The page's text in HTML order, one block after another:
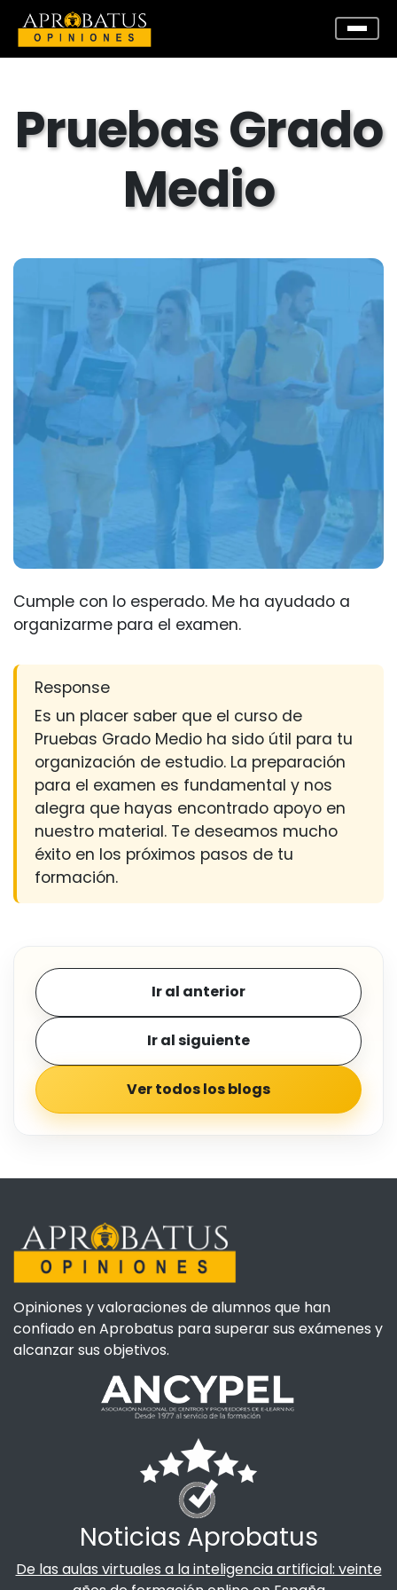
Pruebas Grado
Medio
Cumple con lo esperado. Me ha ayudado a
organizarme para el examen.
Response
Es un placer saber que el curso de
Pruebas Grado Medio ha sido útil para tu
organización de estudio. La preparación
para el examen es fundamental y nos
alegra que hayas encontrado apoyo en
nuestro material. Te deseamos mucho
éxito en los próximos pasos de tu
formación.
Ir al anterior
Ir al siguiente
Ver todos los blogs
Opiniones y valoraciones de alumnos que han
confiado en Aprobatus para superar sus exámenes y
alcanzar sus objetivos.
Noticias Aprobatus
De las aulas virtuales a la inteligencia artificial: veinte